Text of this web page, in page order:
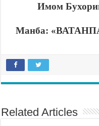
Имом
Манба:
Related Articles